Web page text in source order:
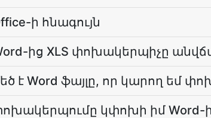
ի հնագույն
ից XLS փոխակերպիչը
է Word ֆայլը, որ կարող եմ
կփոխի իմ Word-